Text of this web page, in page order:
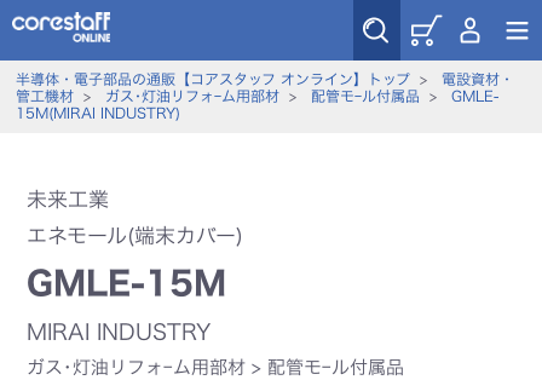
半導体・電子部品の通販【コアスタッフ オンライン】トップ> 電設資材・
管工機材> ガス･灯油リフォｰム用部材> 配管モｰル付属品 > GMLE-
15M(MIRAI INDUSTRY)
未来工業
エネモール(端末カバー)
GMLE-15M
MIRAI INDUSTRY
ガス･灯油リフォｰム用部材 > 配管モｰル付属品